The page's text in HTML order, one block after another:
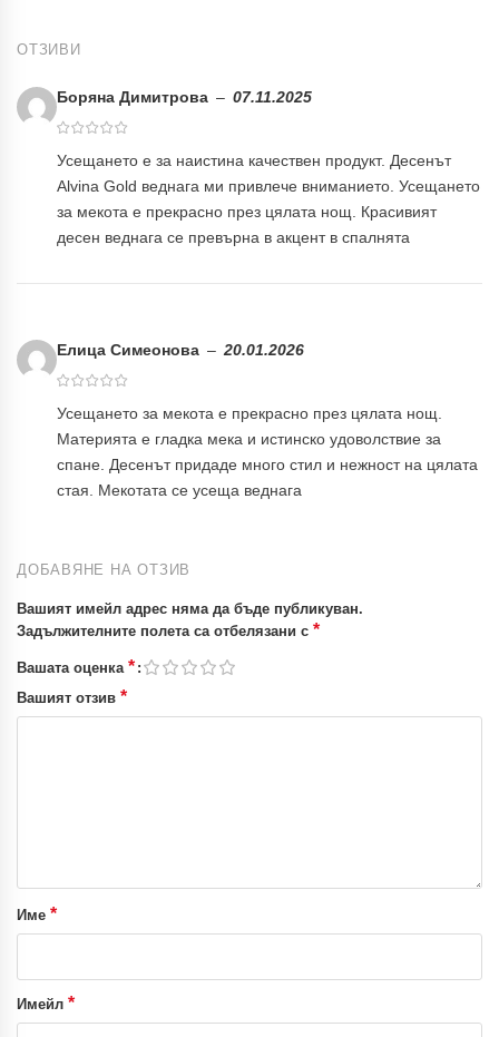
ОТЗИВИ
Боряна Димитрова – 07.11.2025
Усещането е за наистина качествен продукт. Десенът
Alvina Gold веднага ми привлече вниманието. Усещането
за мекота е прекрасно през цялата нощ. Красивият
десен веднага се превърна в акцент в спалнята
Елица Симеонова – 20.01.2026
Усещането за мекота е прекрасно през цялата нощ.
Материята е гладка мека и истинско удоволствие за
спане. Десенът придаде много стил и нежност на цялата
стая. Мекотата се усеща веднага
ДОБАВЯНЕ НА ОТЗИВ
Вашият имейл адрес няма да бъде публикуван.
Задължителните полета са отбелязани с *
Вашата оценка *
Вашият отзив *
Име *
Имейл *